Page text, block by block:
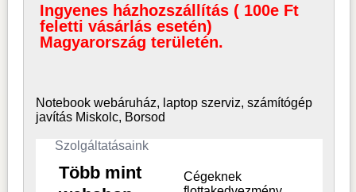
Ingyenes házhozszállítás ( 100e Ft
feletti vásárlás esetén)
Magyarország területén.
Notebook webáruház, laptop szerviz, számítógép
javítás Miskolc, Borsod
Szolgáltatásaink
Több mint
Cégeknek